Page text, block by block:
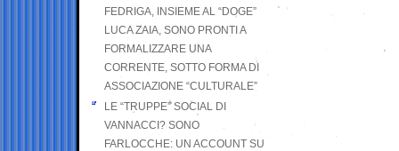
FEDRIGA, INSIEME AL “DOGE”
LUCA ZAIA, SONO PRONTI A
FORMALIZZARE UNA
CORRENTE, SOTTO FORMA DI
ASSOCIAZIONE “CULTURALE”
LE “TRUPPE” SOCIAL DI
VANNACCI? SONO
FARLOCCHE: UN ACCOUNT SU